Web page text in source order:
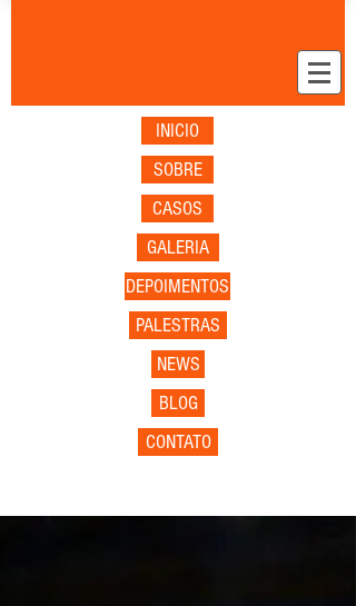
CONTATO
BLOG
NEWS
PALESTRAS
DEPOIMENTOS
GALERIA
CASOS
SOBRE
INICIO